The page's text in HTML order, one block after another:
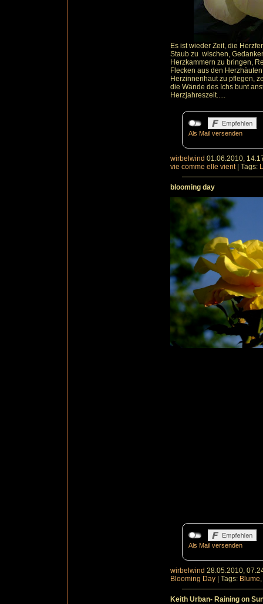
Es ist wieder Zeit, die
Staub zu wischen,
Herzkammern zu bringen,
Flecken aus den
Herzinnenhaut zu pflegen,
die Wände des Ichs bunt
Herzjahreszeit.....
Als Mail versenden
wirbelwind 01.06.2010,
vie comme elle vient| Tags:
blooming day
Als Mail versenden
wirbelwind 28.05.2010,
Blooming Day
Tags: Blume,
Keith Urban- Raining on